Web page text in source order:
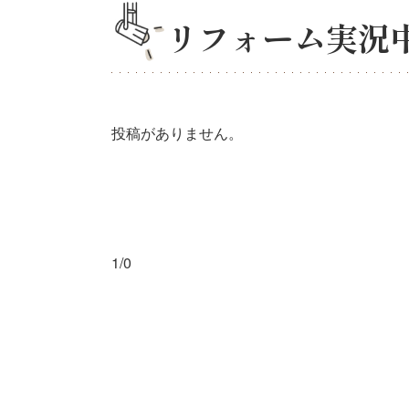
リフォーム実況
投稿がありません。
1/0